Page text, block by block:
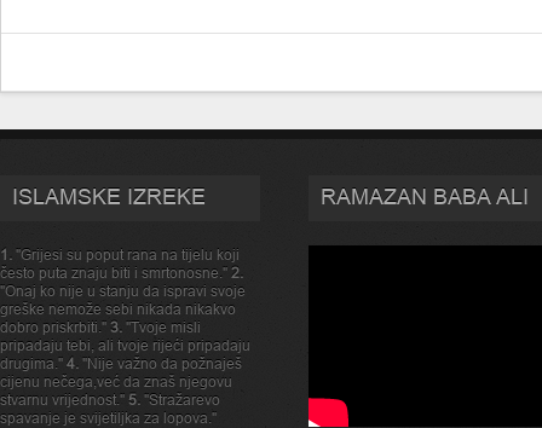
ISLAMSKE IZREKE
1. "Grijesi su poput rana na tijelu koji
često puta znaju biti i smrtonosne." 2.
"Onaj ko nije u stanju da ispravi svoje
greške nemože sebi nikada nikakvo
dobro priskrbiti." 3. "Tvoje misli
pripadaju tebi, ali tvoje rijeći pripadaju
drugima." 4. "Nije važno da požnaješ
cijenu nečega,već da znaš njegovu
stvarnu vrijednost." 5. "Stražarevo
spavanje je svijetiljka za lopova."
RAMAZAN BABA ALI